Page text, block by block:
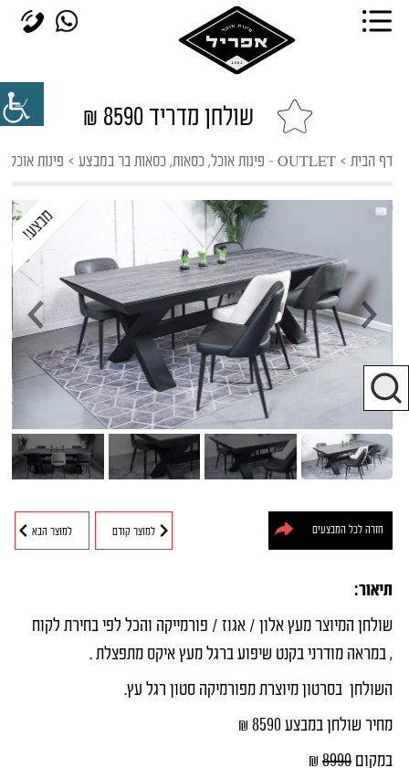
חיפוש מוצרים
שולחן מדריד 8590 ₪
דף הבית > OUTLET - פינות אוכל, כסאות, כסאות בר במבצע > פינות אוכל
תיאור:
שולחן המיוצר מעץ אלון / אגוז / פורמייקה והכל לפי בחירת לקוח
, במראה מודרני בקנט שיפוע ברגל מעץ איקס מתפצלת .
השולחן בסרטון מיוצרת מפורמיקה סטון רגל עץ.
מחיר שולחן במבצע 8590 ₪
במקום8990
₪
חזרה לכל המבצעים למוצר קודם למוצר הבא